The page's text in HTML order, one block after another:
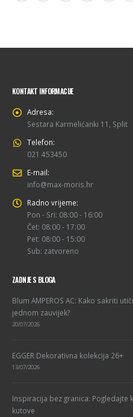
KONTAKT INFORMACIJE
Adresa:
Sestara Karmelićanki 11, Split
Telefon:
021 453450
E-mail:
info@max-moris.hr
Radno vrijeme:
Pon - Sri: 08:00 - 16:00
Čet: 08:00 - 17:00
Pet: 08:00 - 15:00
Sub: zatvoreno
ZADNJE S BLOGA
Blum AMPEROS AC: Kako sakriti
jednom zauvijek?
20/07/2026
EGGER Dekorativna kolekcija 26+
13/07/2026
Inspiracija bez granica: Pogledajte
kutove